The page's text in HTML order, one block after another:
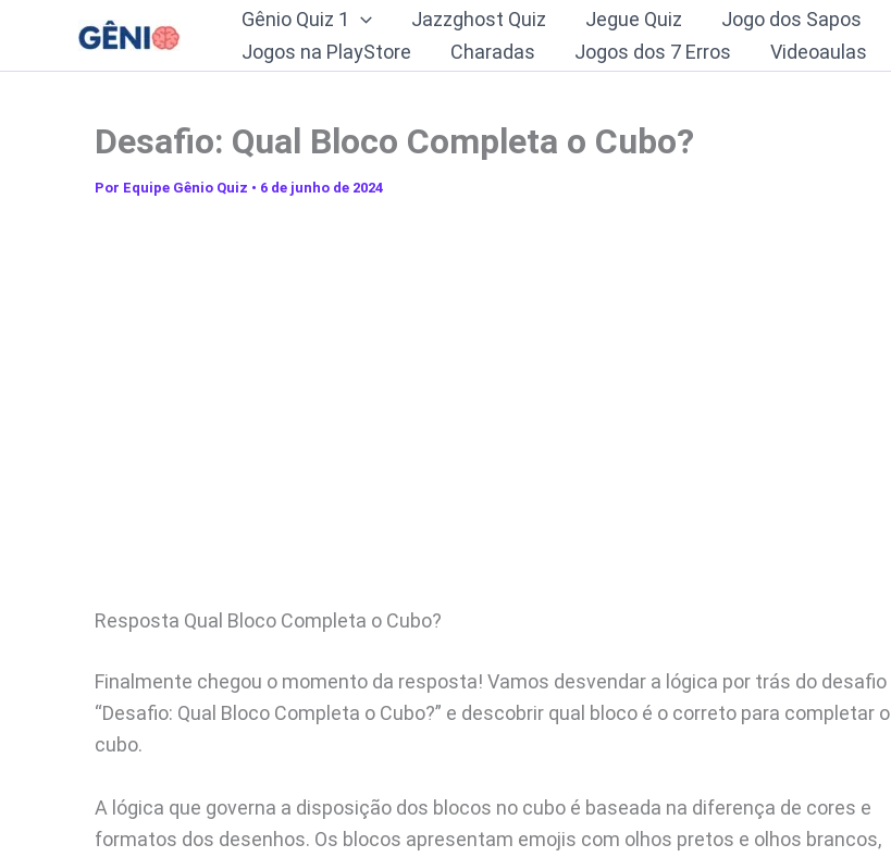
o
Gênio Quiz 1 Jazzghost Quiz Jegue Quiz Jogo dos Sapos
Jogos na PlayStore
Charadas Jogos dos 7 Erros Videoaulas
Desafio: Qual Bloco Completa o Cubo?
Por Equipe Gênio Quiz • 6 de junho de 2024
Resposta Qual Bloco Completa o Cubo?
Finalmente chegou o momento da resposta! Vamos desvendar a lógica por trás do desafio
“Desafio: Qual Bloco Completa o Cubo?” e descobrir qual bloco é o correto para completar o
cubo.
A lógica que governa a disposição dos blocos no cubo é baseada na diferença de cores e
formatos dos desenhos. Os blocos apresentam emojis com olhos pretos e olhos brancos,